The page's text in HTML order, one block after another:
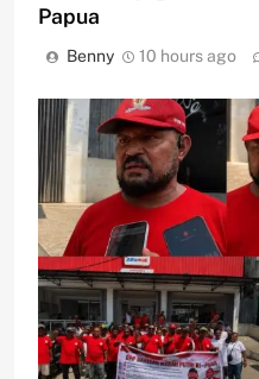
Papua
Benny 10 hours ago